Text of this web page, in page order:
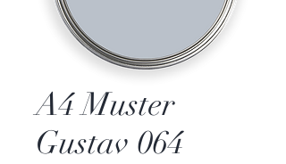
A4 Muster
Gustav 064